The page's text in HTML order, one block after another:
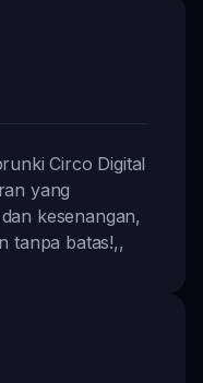
Circo Digital
yang
kesenangan,
tanpa batas!,,